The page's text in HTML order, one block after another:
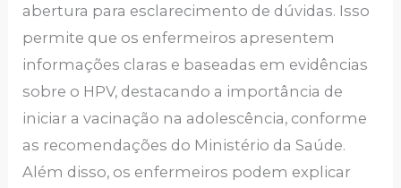
abertura para esclarecimento de dúvidas. Isso
permite que os enfermeiros apresentem
informações claras e baseadas em evidências
sobre o HPV, destacando a importância de
iniciar a vacinação na adolescência, conforme
as recomendações do Ministério da Saúde.
Além disso, os enfermeiros podem explicar